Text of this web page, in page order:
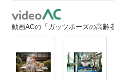
動画ACの「ガッツポーズの高齢